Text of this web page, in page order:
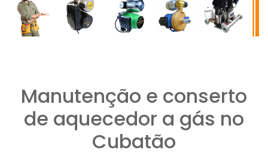
Manutenção e conserto
de aquecedor a gás no
Cubatão